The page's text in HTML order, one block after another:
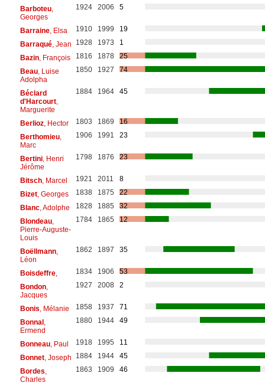
Barboteu,
Georges
1924 2006 5
Barraine, Elsa 1910 1999
19
Barraqué, Jean 1928 1973
1
Bazin, François 1816 1878
25
Beau, Luise
Adolpha
1850 1927 74
Béclard
d'Harcourt,
Marguerite
1884 1964 45
Berlioz, Hector 1803 1869
16
Berthomieu,
Marc
1906 1991 23
Bertini, Henri
Jérôme
1798 1876 23
Bitsch, Marcel 1921 2011
8
Bizet, Georges 1838 1875
22
Blanc, Adolphe 1828 1885
32
Blondeau,
Pierre-Auguste-
Louis
1784 1865 12
Boëllmann,
Léon
1862 1897 35
Boisdeffre, 1834 1906
53
Bondon,
Jacques
1927 2008 2
Bonis , Mélanie 1858 1937
71
Bonnal,
Ermend
1880 1944 49
Bonneau, Paul 1918 1995
11
Bonnet, Joseph 1884 1944
45
Bordes
Charles
1863 1909 46